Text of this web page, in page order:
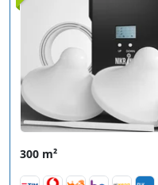
300 m²